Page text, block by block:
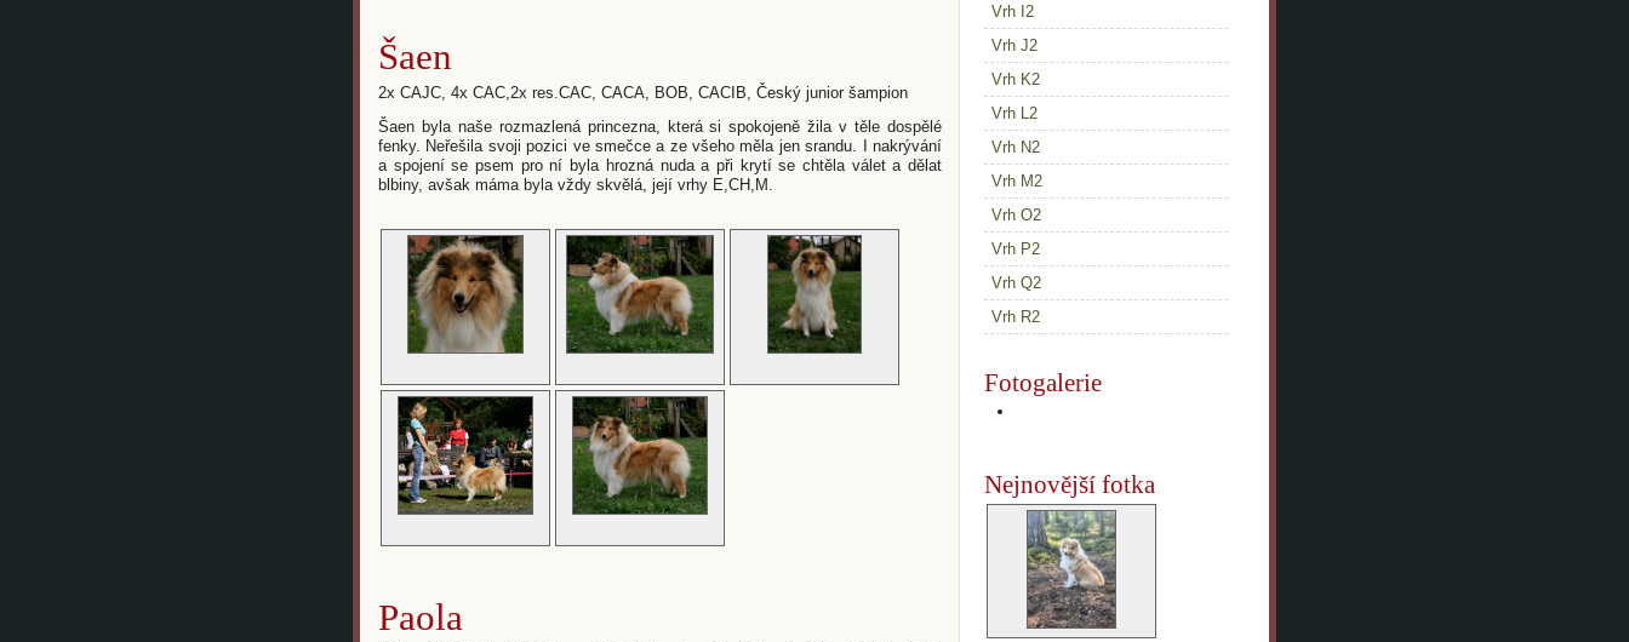
Šaen
2x CAJC, 4x CAC,2x res.CAC, CACA, BOB, CACIB, Český junior šampion
Šaen byla naše rozmazlená princezna, která si spokojeně žila v těle dospělé
fenky. Neřešila svoji pozici ve smečce a ze všeho měla jen srandu. I nakrývání
a spojení se psem pro ní byla hrozná nuda a při krytí se chtěla válet a dělat
blbiny, avšak máma byla vždy skvělá, její vrhy E,CH,M.
Paola
Vrh I2
Vrh J2
Vrh K2
Vrh L2
Vrh N2
Vrh M2
Vrh O2
Vrh P2
Vrh Q2
Vrh R2
Fotogalerie
Nejnovější fotka